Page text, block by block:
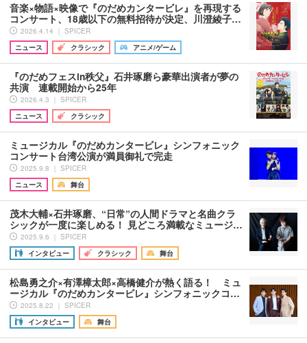
音楽×物語×映像で『のだめカンタービレ』を再現する
コンサート、18歳以下の無料招待が決定、川澄綾子…
2026.4.14 ｜ SPICER
ニュース
クラシック アニメ/ゲーム
『のだめフェスin秩父』石井琢磨ら豪華出演者が夢の
共演 連載開始から25年
2026.4.3 ｜ SPICER
ニュース
クラシック
ミュージカル『のだめカンタービレ』シンフォニック
コンサート台湾公演が満員御礼で完走
2025.9.8 ｜ SPICER
ニュース
舞台
茂木大輔×石井琢磨、“日常”の人間ドラマと名曲クラ
シックが一度に楽しめる！ 見どころ満載なミュージ…
2025.9.6 ｜ SPICER
インタビュー
クラシック 舞台
松島勇之介×有澤樟太郎×高橋健介が熱く語る！ ミュ
ージカル『のだめカンタービレ』シンフォニックコ…
2025.8.22 ｜ SPICER
インタビュー
舞台